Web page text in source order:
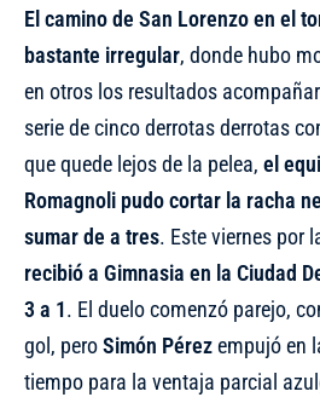
El camino de San Lorenzo en el
bastante irregular, donde hubo
en otros los resultados
serie de cinco derrotas derrotas
que quede lejos de la pelea, el
Romagnoli pudo cortar la racha
sumar de a tres. Este viernes por
recibió a Gimnasia en la Ciudad
3 a 1. El duelo comenzó parejo,
gol, peroSimón Pérezempujó en
tiempo para la ventaja parcial